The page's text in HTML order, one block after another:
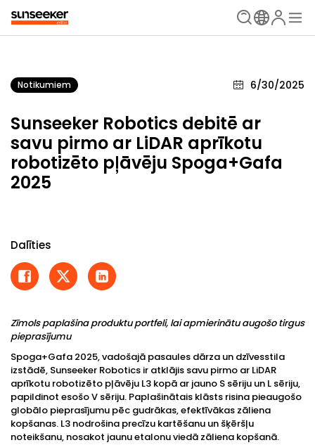
Notikumiem 6/30/2025
Sunseeker Robotics debitē ar
savu pirmo ar LiDAR aprīkotu
robotizēto pļāvēju Spoga+Gafa
2025
Dalīties
Zīmols paplašina produktu portfeli, lai apmierinātu augošo tirgus
pieprasījumu
Spoga+Gafa 2025, vadošajā pasaules dārza un dzīvesstila
izstādē, Sunseeker Robotics ir atklājis savu pirmo ar LiDAR
aprīkotu robotizēto pļāvēju L3 kopā ar jauno S sēriju un L sēriju,
papildinot esošo V sēriju. Paplašinātais klāsts risina pieaugošo
globālo pieprasījumu pēc gudrākas, efektīvākas zāliena
kopšanas. L3 nodrošina precīzu kartēšanu un šķēršļu
noteikšanu, nosakot jaunu etalonu viedā zāliena kopšanā.